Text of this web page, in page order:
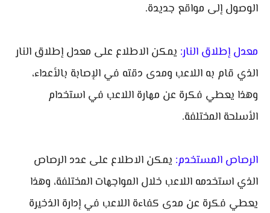
الوصول إلى مواقع جديدة.
معدل إطلاق النار: يمكن الاطلاع على معدل إطلاق النار
الذي قام به اللاعب ومدى دقته في الإصابة بالأعداء،
وهذا يعطي فكرة عن مهارة اللاعب في استخدام
الأسلحة المختلفة.
الرصاص المستخدم: يمكن الاطلاع على عدد الرصاص
الذي استخدمه اللاعب خلال المواجهات المختلفة، وهذا
يعطي فكرة عن مدى كفاءة اللاعب في إدارة الذخيرة